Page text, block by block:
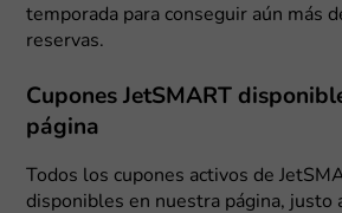
temporada para conseguir aún más
reservas.
Cupones JetSMART
página
Todos los cupones activos de
disponibles en nuestra página, justo